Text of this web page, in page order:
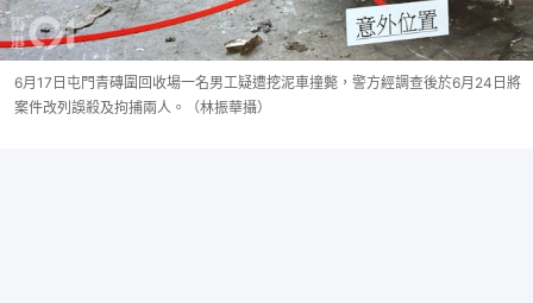
6月17日屯門青磚圍回收場一名男工疑遭挖泥車撞斃，警方經調查後於6月24日將
案件改列誤殺及拘捕兩人。（林振華攝）